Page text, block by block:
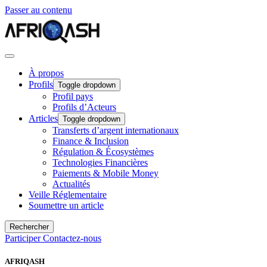
Passer au contenu
À propos
Profils Toggle dropdown
Profil pays
Profils d’Acteurs
Articles Toggle dropdown
Transferts d’argent internationaux
Finance & Inclusion
Régulation & Écosystèmes
Technologies Financières
Paiements & Mobile Money
Actualités
Veille Réglementaire
Soumettre un article
Rechercher
ParticiperContactez-nous
AFRIQASH